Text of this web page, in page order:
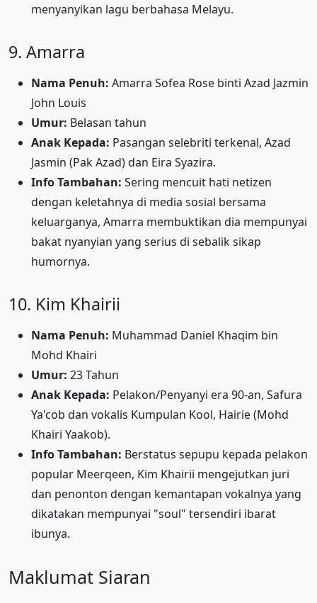
menyanyikan lagu berbahasa Melayu.
9. Amarra
Nama Penuh: Amarra Sofea Rose binti Azad Jazmin
John Louis
Umur: Belasan tahun
Anak Kepada: Pasangan selebriti terkenal, Azad
Jasmin (Pak Azad) dan Eira Syazira.
Info Tambahan: Sering mencuit hati netizen
dengan keletahnya di media sosial bersama
keluarganya, Amarra membuktikan dia mempunyai
bakat nyanyian yang serius di sebalik sikap
humornya.
10. Kim Khairii
Nama Penuh: Muhammad Daniel Khaqim bin
Mohd Khairi
Umur: 23 Tahun
Anak Kepada: Pelakon/Penyanyi era 90-an, Safura
Ya'cob dan vokalis Kumpulan Kool, Hairie (Mohd
Khairi Yaakob).
Info Tambahan: Berstatus sepupu kepada pelakon
popular Meerqeen, Kim Khairii mengejutkan juri
dan penonton dengan kemantapan vokalnya yang
dikatakan mempunyai "soul" tersendiri ibarat
ibunya.
Maklumat Siaran